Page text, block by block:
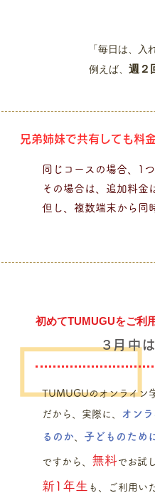
「毎日は、
例えば、 週２
兄弟姉妹で共有しても料
同じコースの場合、1
その場合は、追加料金
但し、複数端末から同
初めてTUMUGUをご利
TUMUGUのオンライン
だから、実際に、 オン
るのか 子どものため
ですから、 無料でお試
​新1年生 も、ご利用い
3月中